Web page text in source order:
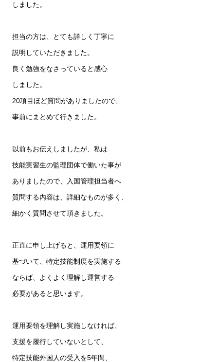
しました。
担当の方は、とても詳しく丁寧に
説明していただきました。
良く勉強をなさっていると感心
しました。
20項目ほど質問がありましたので、
事前にまとめて行きました。
以前もお伝えしましたが、私は
技能実習生の監理団体で働いた事が
ありましたので、入国管理担当者へ
質問する内容は、詳細なものが多く、
細かく質問させて頂きました。
正直に申し上げると、運用要領に
基づいて、特定技能制度を実施する
ならば、よくよく理解し運営する
必要があると思います。
運用要領を理解し実施しなければ、
支援を履行していないとして、
特定技能外国人の受入を5年間、